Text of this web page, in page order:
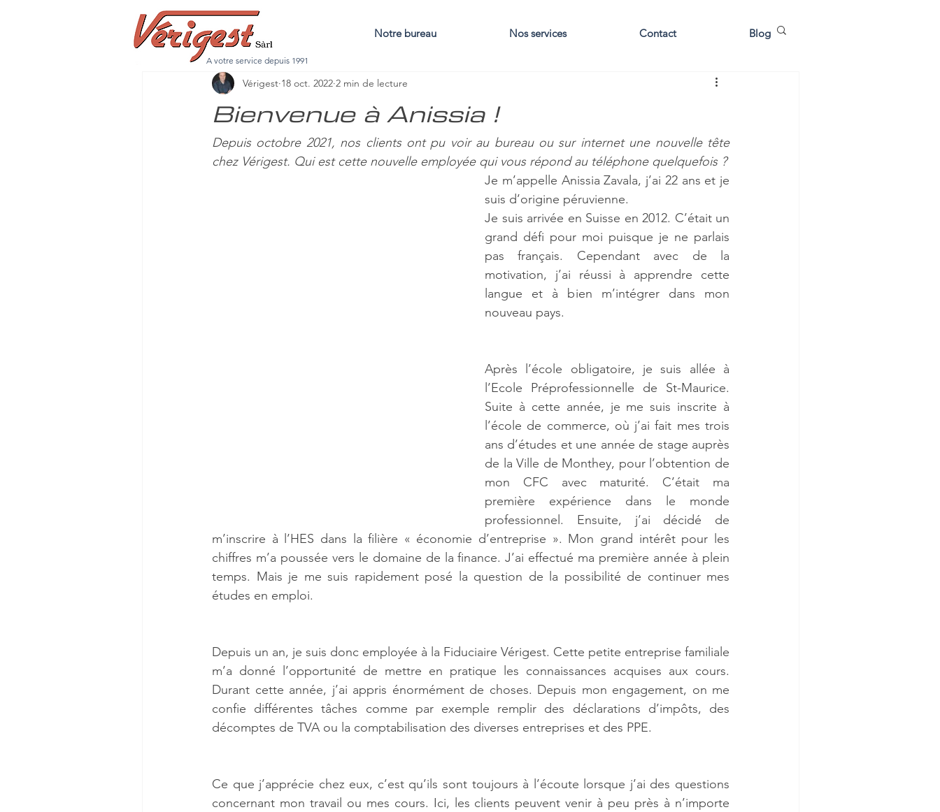
A votre service depuis 1991
Notre bureau Nos services Contact Blog
Tous les posts
Bienvenue à Anissia !
Vérigest 18 oct. 2022 2 min de lecture
Depuis octobre 2021, nos clients ont pu voir au bureau ou sur internet une nouvelle tête
chez Vérigest. Qui est cette nouvelle employée qui vous répond au téléphone quelquefois ?
Je m’appelle Anissia Zavala, j’ai 22 ans et je
suis d’origine péruvienne.
Je suis arrivée en Suisse en 2012. C’était un
grand défi pour moi puisque je ne parlais
pas français. Cependant avec de la
motivation, j’ai réussi à apprendre cette
langue et à bien m’intégrer dans mon
nouveau pays.
Après l’école obligatoire, je suis allée à
l’Ecole Préprofessionnelle de St-Maurice.
Suite à cette année, je me suis inscrite à
l’école de commerce, où j’ai fait mes trois
ans d’études et une année de stage auprès
de la Ville de Monthey, pour l’obtention de
mon CFC avec maturité. C’était ma
première expérience dans le monde
professionnel. Ensuite, j’ai décidé de
m’inscrire à l’HES dans la filière « économie d’entreprise ». Mon grand intérêt pour les
chiffres m’a poussée vers le domaine de la finance. J’ai effectué ma première année à plein
temps. Mais je me suis rapidement posé la question de la possibilité de continuer mes
études en emploi.
Depuis un an, je suis donc employée à la Fiduciaire Vérigest. Cette petite entreprise familiale
m’a donné l’opportunité de mettre en pratique les connaissances acquises aux cours.
Durant cette année, j’ai appris énormément de choses. Depuis mon engagement, on me
confie différentes tâches comme par exemple remplir des déclarations d’impôts, des
décomptes de TVA ou la comptabilisation des diverses entreprises et des PPE.
Ce que j’apprécie chez eux, c’est qu’ils sont toujours à l’écoute lorsque j’ai des questions
concernant mon travail ou mes cours. Ici, les clients peuvent venir à peu près à n’importe